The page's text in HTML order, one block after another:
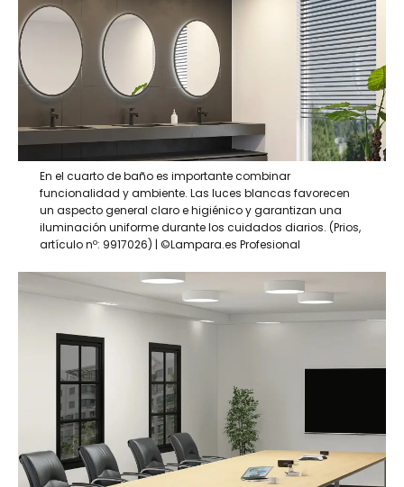
En el cuarto de baño es importante combinar
funcionalidad y ambiente. Las luces blancas favorecen
un aspecto general claro e higiénico y garantizan una
iluminación uniforme durante los cuidados diarios. (Prios,
artículo nº: 9917026) | ©Lampara.es Profesional